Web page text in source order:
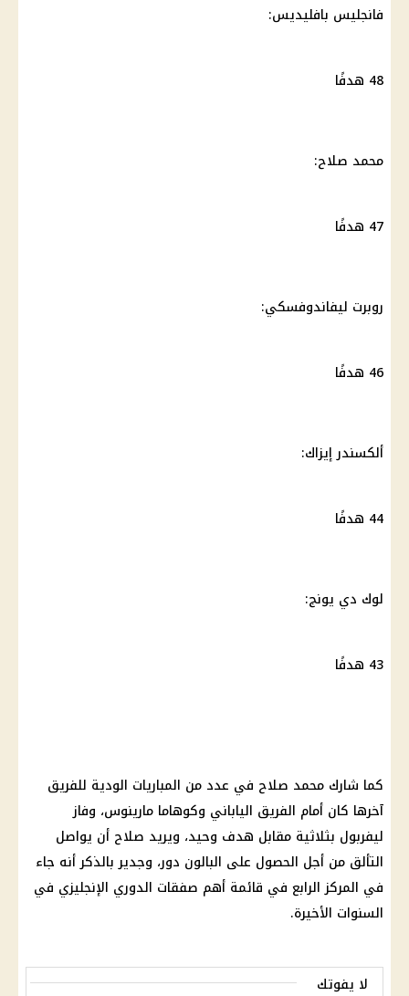
فانجليس بافليديس:
48 هدفًا
محمد صلاح:
47 هدفًا
روبرت ليفاندوفسكي:
46 هدفًا
ألكسندر إيزاك:
44 هدفًا
لوك دي يونج:
43 هدفًا
كما شارك محمد صلاح في عدد من المباريات الودية للفريق
آخرها كان أمام الفريق الياباني وكوهاما مارينوس، وفاز
ليفربول بثلاثية مقابل هدف وحيد، ويريد صلاح أن يواصل
التألق من أجل الحصول على البالون دور، وجدير بالذكر أنه جاء
في المركز الرابع في قائمة أهم صفقات الدوري الإنجليزي في
السنوات الأخيرة.
لا يفوتك